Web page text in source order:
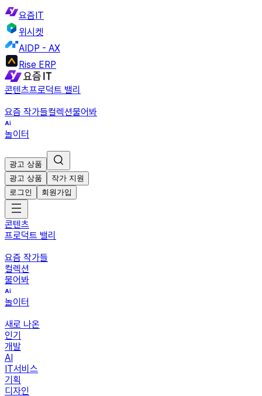
요즘IT
위시켓
AIDP - AX
Rise ERP
콘텐츠프로덕트 밸리
요즘 작가들컬렉션물어봐
놀이터
광고 상품
광고 상품
작가 지원
로그인
회원가입
콘텐츠
프로덕트 밸리
요즘 작가들
컬렉션
물어봐
놀이터
새로 나온
인기
개발
AI
IT서비스
기획
디자인